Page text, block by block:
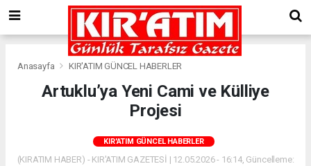
Anasayfa KIR'ATIM GÜNCEL HABERLER
Artuklu’ya Yeni Cami ve Külliye
Projesi
KIR'ATIM GÜNCEL HABERLER
(KIRATIM HABER) - KIR'ATIM GAZETESİ | 12.05.2026 - 16:14, Güncelleme: